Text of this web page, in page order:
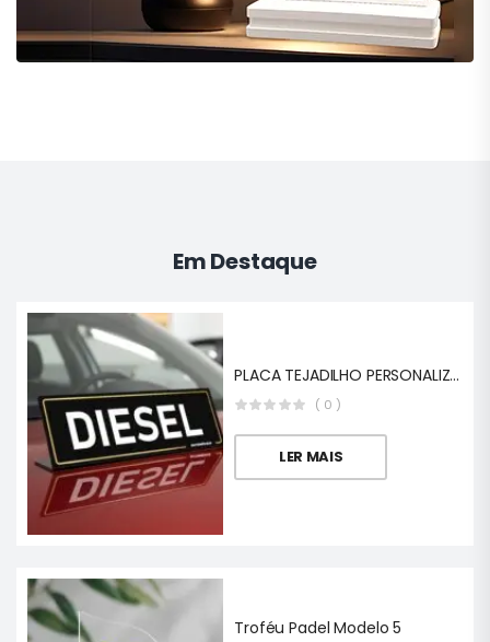
Em Destaque
PLACA TEJADILHO PERSONALIZADA EM ACRILICO STAND
( 0 )
LER MAIS
Troféu Padel Modelo 5